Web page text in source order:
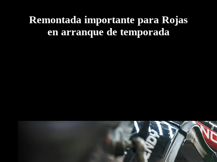
Remontada importante para Rojas
en arranque de temporada